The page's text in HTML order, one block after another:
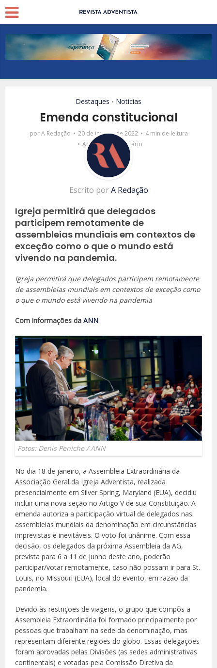
Destaques • Notícias
Emenda constitucional
por A Redação 20 de janeiro de 2022
4 min de leitura
Adicionar comentário
Escrito porA Redação
Igreja permitirá que delegados
participem remotamente de
assembleias mundiais em contextos de
exceção como o que o mundo está
vivendo na pandemia.
Igreja permitirá que delegados participem remotamente
de assembleias mundiais em contextos de exceção como
o que o mundo está vivendo na pandemia
Com informações daANN
Fotos: Denis Peniche / ANN
No dia 18 de janeiro, a Assembleia Extraordinária da
Associação Geral da Igreja Adventista, realizada
presencialmente em Silver Spring, Maryland (EUA), decidiu
incluir uma nova seção no Artigo V de sua Constituição. A
emenda autoriza a participação virtual de delegados nas
assembleias mundiais da denominação em circunstâncias
imprevistas e inevitáveis. O voto foi unânime. Com essa
decisão, os delegados da próxima Assembleia da AG,
prevista para 6 a 11 de junho deste ano, poderão
participar/votar remotamente, caso não possam ir para St.
Louis, no Missouri (EUA), local do evento, em razão da
pandemia.
Devido às restrições de viagens, o grupo que compôs a
Assembleia Extraordinária foi formado principalmente por
pessoas que trabalham na sede da denominação, mas
representam diferente regiões do globo. Essas delegações
foram aprovadas pelas Divisões (as sedes administrativas
continentais) e votadas pela Comissão Diretiva da